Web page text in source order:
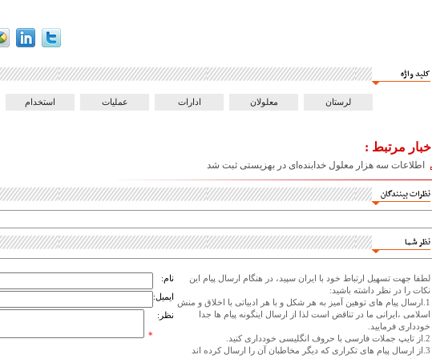
کلید واژه
لرستان معلولان ادارات عملیات استخدام
اخبار مرتبط :
اطلاعات سه هزار معلول خدابنده‌ای در بهزیستی ثبت شد
نظرات بینندگان
نظر شما
لطفا جهت تسهیل ارتباط خود با ایران سپید، در هنگام ارسال پیام این
نکات را در نظر داشته باشید:
1.ارسال پیام های توهین آمیز به هر شکل و با هر ادبیاتی با اخلاق و منش
اسلامی ،ایرانی ما در تناقض است لذا از ارسال اینگونه پیام ها جدا
خودداری فرمایید.
2.از تایپ جملات فارسی با حروف انگلیسی خودداری کنید.
3.از ارسال پیام های تکراری که دیگر مخاطبان آن را ارسال کرده اند
نام:
ایمیل:
نظر:
*